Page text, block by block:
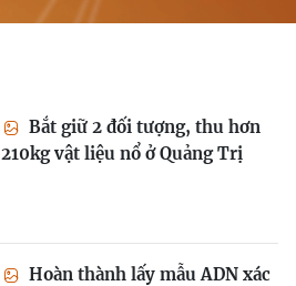
Bắt giữ 2 đối tượng, thu hơn
210kg vật liệu nổ ở Quảng Trị
Hoàn thành lấy mẫu ADN xác